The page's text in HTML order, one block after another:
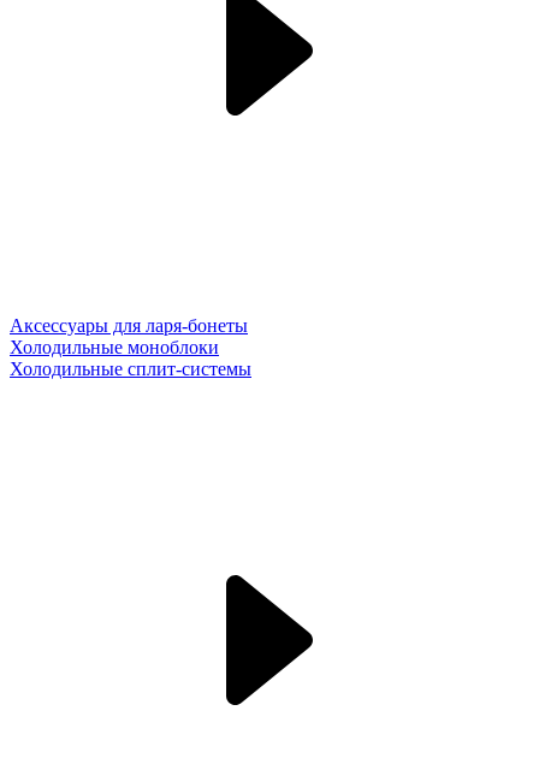
Аксессуары для ларя-бонеты
Холодильные моноблоки
Холодильные сплит-системы